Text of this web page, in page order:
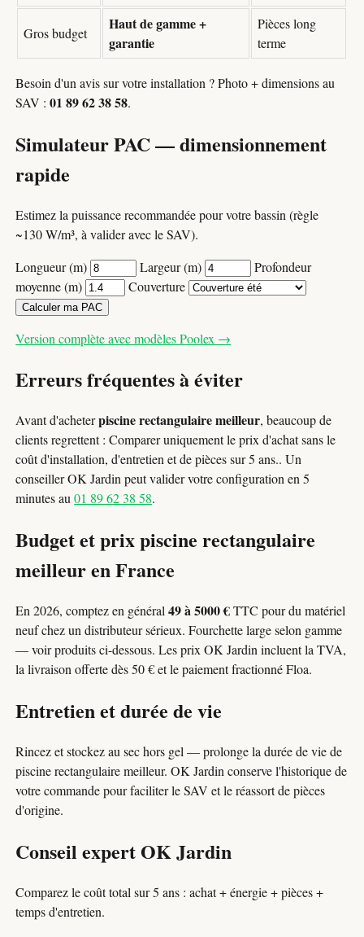
Gros budget
Haut de gamme +
garantie
Pièces long
terme
Besoin d'un avis sur votre installation ? Photo + dimensions au
SAV :01 89 62 38 58.
Simulateur PAC — dimensionnement
rapide
Estimez la puissance recommandée pour votre bassin (règle
~130 W/m³, à valider avec le SAV).
Longueur (m)
Largeur (m)
Profondeur
moyenne (m)
Couverture
Calculer ma PAC
Version complète avec modèles Poolex →
Erreurs fréquentes à éviter
Avant d'acheterpiscine rectangulaire meilleur, beaucoup de
clients regrettent : Comparer uniquement le prix d'achat sans le
coût d'installation, d'entretien et de pièces sur 5 ans.. Un
conseiller OK Jardin peut valider votre configuration en 5
minutes au01 89 62 38 58.
Budget et prix piscine rectangulaire
meilleur en France
En 2026, comptez en général49 à 5000 €TTC pour du matériel
neuf chez un distributeur sérieux. Fourchette large selon gamme
— voir produits ci-dessous. Les prix OK Jardin incluent la TVA,
la livraison offerte dès 50 € et le paiement fractionné Floa.
Entretien et durée de vie
Rincez et stockez au sec hors gel — prolonge la durée de vie de
piscine rectangulaire meilleur. OK Jardin conserve l'historique de
votre commande pour faciliter le SAV et le réassort de pièces
d'origine.
Conseil expert OK Jardin
Comparez le coût total sur 5 ans : achat + énergie + pièces +
temps d'entretien.